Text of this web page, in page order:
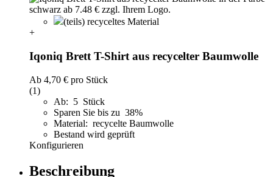
(teils) recyceltes Material
+
Iqoniq Brett T-Shirt aus recycelter Baumwolle
Ab 4,70 € pro Stück
(1)
Ab: 5 Stück
Sparen Sie bis zu 38%
Material: recycelte Baumwolle
Bestand wird geprüft
Konfigurieren
Beschreibung